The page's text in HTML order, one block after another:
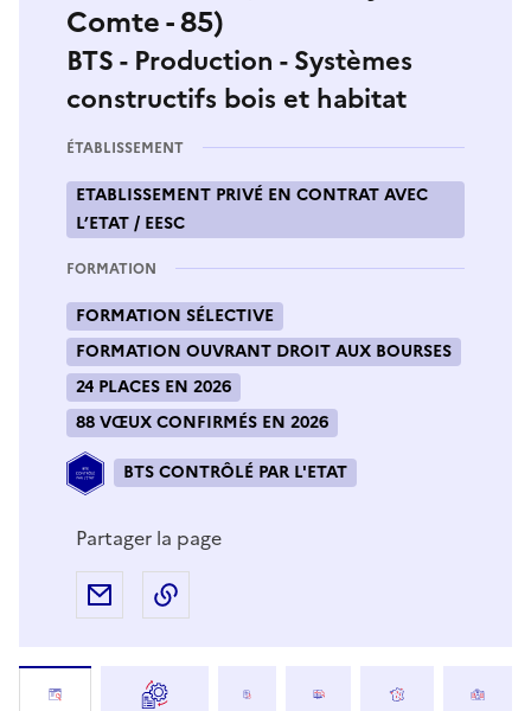
Comte - 85)
BTS - Production - Systèmes
constructifs bois et habitat
ÉTABLISSEMENT
ETABLISSEMENT PRIVÉ EN CONTRAT AVEC
L’ETAT / EESC
FORMATION
FORMATION SÉLECTIVE
FORMATION OUVRANT DROIT AUX BOURSES
24 PLACES EN 2026
88 VŒUX CONFIRMÉS EN 2026
BTS CONTRÔLÉ PAR L'ETAT
Partager la page
Partager par e-mail